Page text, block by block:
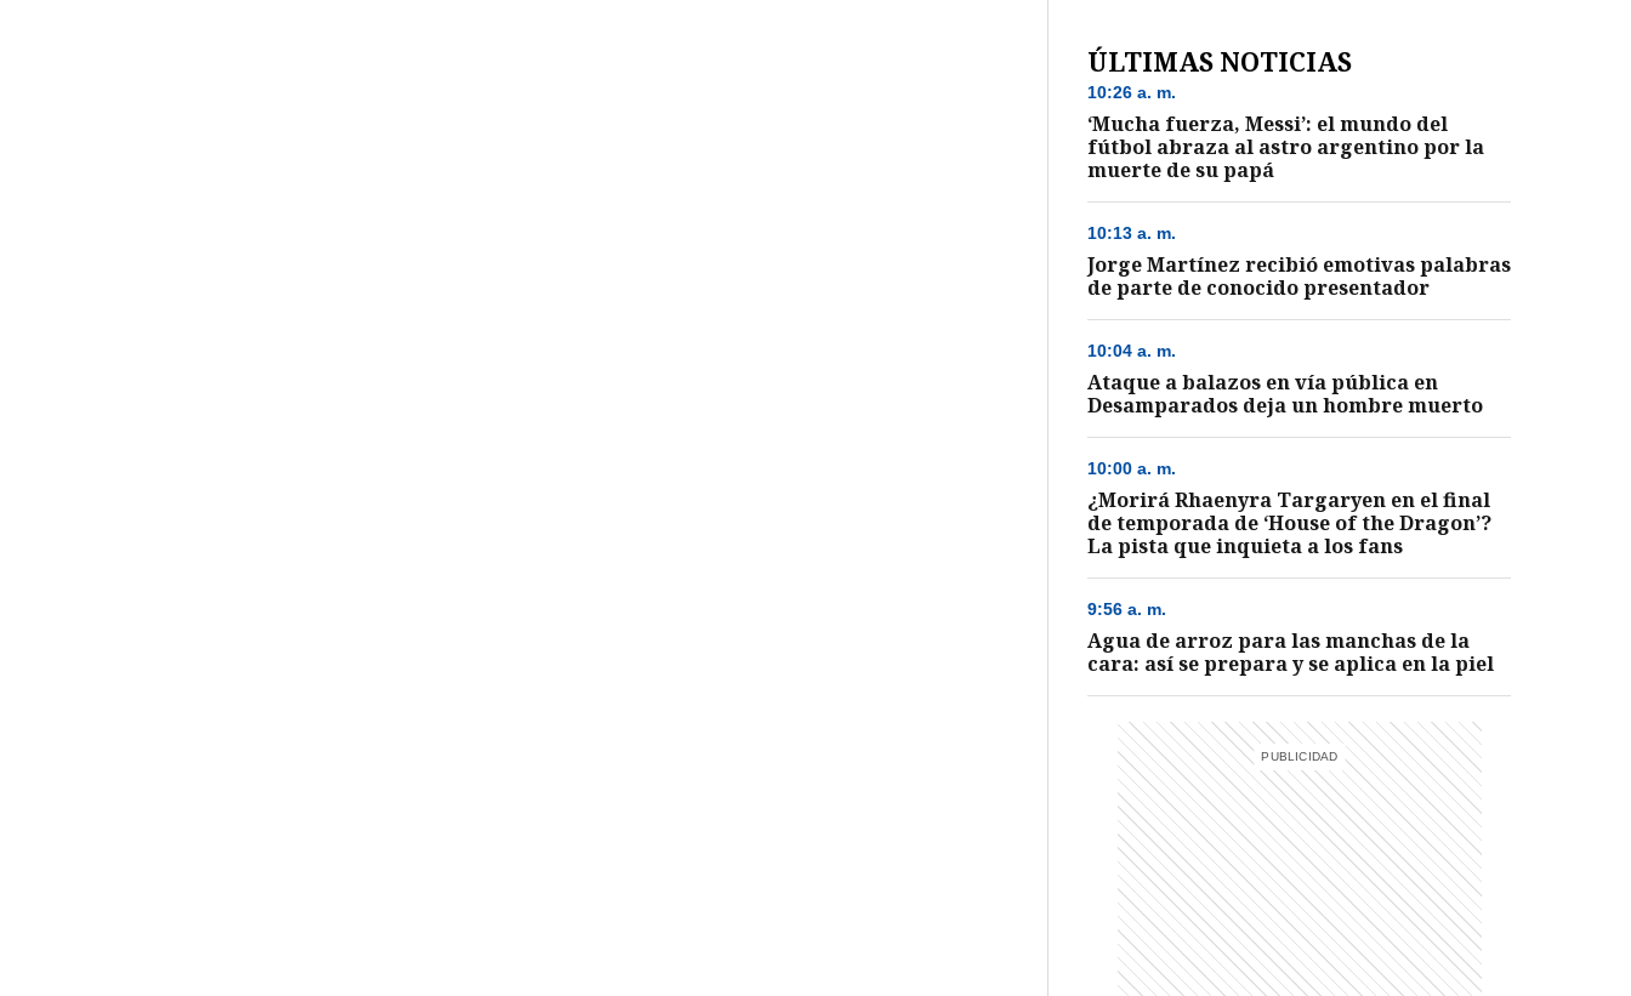
ÚLTIMAS NOTICIAS
10:26 a. m.
‘Mucha fuerza, Messi’: el mundo del
fútbol abraza al astro argentino por la
muerte de su papá
10:13 a. m.
Jorge Martínez recibió emotivas palabras
de parte de conocido presentador
10:04 a. m.
Ataque a balazos en vía pública en
Desamparados deja un hombre muerto
10:00 a. m.
¿Morirá Rhaenyra Targaryen en el final
de temporada de ‘House of the Dragon’?
La pista que inquieta a los fans
9:56 a. m.
Agua de arroz para las manchas de la
cara: así se prepara y se aplica en la piel